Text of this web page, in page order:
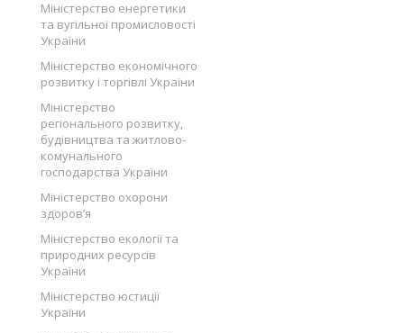
Міністерство енергетики
та вугільної промисловості
України
Міністерство економічного
розвитку і торгівлі України
Міністерство
регіонального розвитку,
будівництва та житлово-
комунального
господарства України
Міністерство охорони
здоров’я
Міністерство екології та
природних ресурсів
України
Міністерство юстиції
України